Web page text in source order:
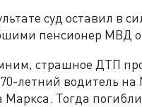
суд оставил в
пенсионер МВД
страшное ДТП
летний водитель
Маркса. Тогда